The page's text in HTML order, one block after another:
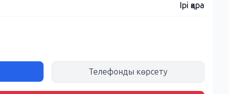
Ірі қара
Телефонды көрсету